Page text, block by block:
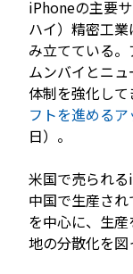
iPhoneの主要
ハイ）精密工
み立てている
ムンバイとニ
体制を強化し
フトを進める
日）。
米国で売られ
中国で生産さ
を中心に、生
地の分散化を図